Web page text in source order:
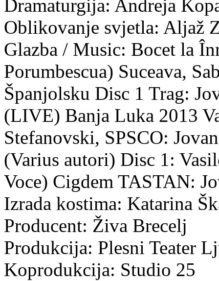
Dramaturgija: Andreja
Oblikovanje svjetla: Aljaž
Glazba / Music: Bocet la
Porumbescua) Suceava,
Španjolsku Disc 1 Trag:
(LIVE) Banja Luka 2013
Stefanovski, SPSCO:
(Varius autori) Disc 1:
Voce) Cigdem TASTAN:
Izrada kostima: Katarina
Producent: Živa Brecelj
Produkcija: Plesni Teater
Koprodukcija: Studio 25